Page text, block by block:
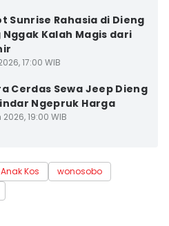
Sunrise Rahasia di Dieng
Kalah Magis dari
17:00 WIB
Cerdas Sewa Jeep Dieng
Ngepruk Harga
19:00 WIB
Anak Kos
wonosobo